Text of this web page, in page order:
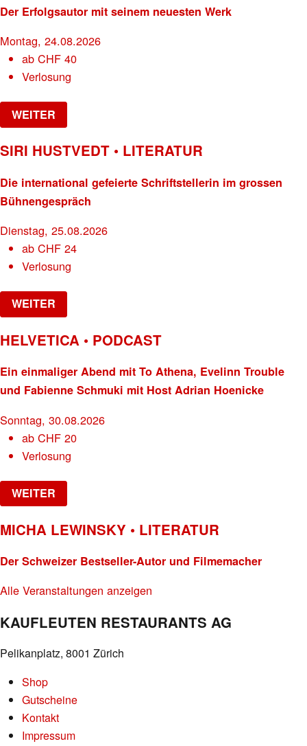
Der Erfolgsautor mit seinem neuesten Werk
Montag, 24.08.2026
abCHF 40
Verlosung
WEITER
SIRI HUSTVEDT • LITERATUR
Die international gefeierte Schriftstellerin im grossen
Bühnengespräch
Dienstag, 25.08.2026
abCHF 24
Verlosung
WEITER
HELVETICA • PODCAST
Ein einmaliger Abend mit To Athena, Evelinn Trouble
und Fabienne Schmuki mit Host Adrian Hoenicke
Sonntag, 30.08.2026
abCHF 20
Verlosung
WEITER
MICHA LEWINSKY • LITERATUR
Der Schweizer Bestseller-Autor und Filmemacher
Alle Veranstaltungen anzeigen
KAUFLEUTEN RESTAURANTS AG
Pelikanplatz, 8001 Zürich
Shop
Gutscheine
Kontakt
Impressum